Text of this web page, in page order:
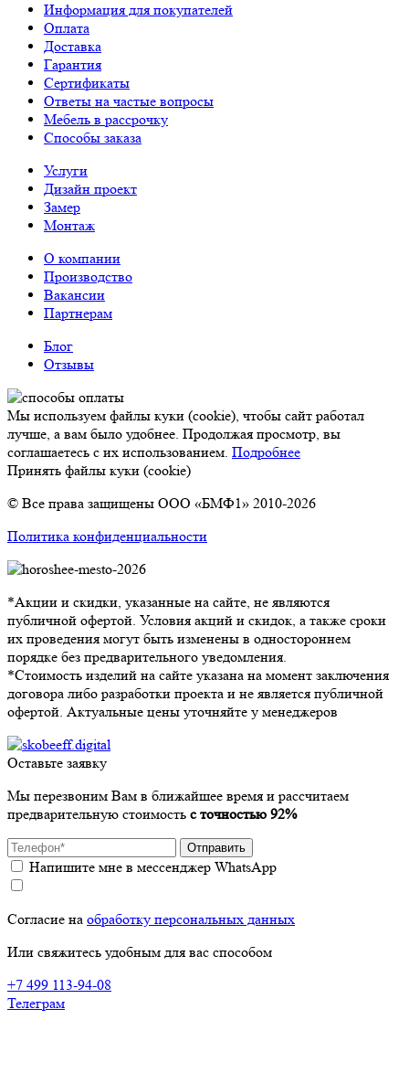
Информация для покупателей
Оплата
Доставка
Гарантия
Сертификаты
Ответы на частые вопросы
Мебель в рассрочку
Способы заказа
Услуги
Дизайн проект
Замер
Монтаж
О компании
Производство
Вакансии
Партнерам
Блог
Отзывы
Мы используем файлы куки (cookie), чтобы сайт работал
лучше, а вам было удобнее. Продолжая просмотр, вы
соглашаетесь с их использованием. Подробнее
Принять файлы куки (cookie)
© Все права защищены ООО «БМФ1» 2010-2026
Политика конфиденциальности
*Акции и скидки, указанные на сайте, не являются
публичной офертой. Условия акций и скидок, а также сроки
их проведения могут быть изменены в одностороннем
порядке без предварительного уведомления.
*Стоимость изделий на сайте указана на момент заключения
договора либо разработки проекта и не является публичной
офертой. Актуальные цены уточняйте у менеджеров
Оставьте заявку
Мы перезвоним Вам в ближайшее время и рассчитаем
предварительную стоимость с точностью 92%
Отправить
Напишите мне в мессенджер WhatsApp
Согласие на обработку персональных данных
Или свяжитесь удобным для вас способом
+7 499 113-94-08
Телеграм